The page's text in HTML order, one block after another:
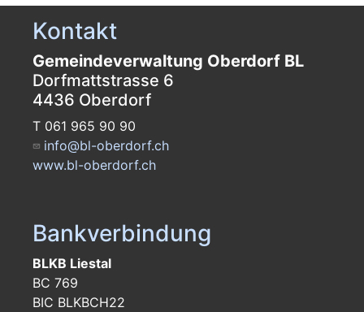
Kontakt
Gemeindeverwaltung Oberdorf BL
Dorfmattstrasse 6
4436 Oberdorf
T 061 965 90 90
info@bl-oberdorf.ch
www.bl-oberdorf.ch
Bankverbindung
BLKB Liestal
BC 769
BIC BLKBCH22